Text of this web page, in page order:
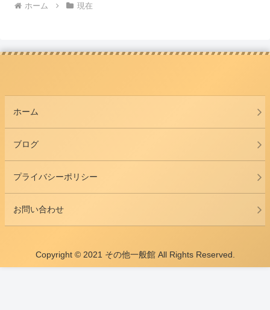
ホーム 現在
ホーム
ブログ
プライバシーポリシー
お問い合わせ
Copyright © 2021 その他一般館 All Rights Reserved.